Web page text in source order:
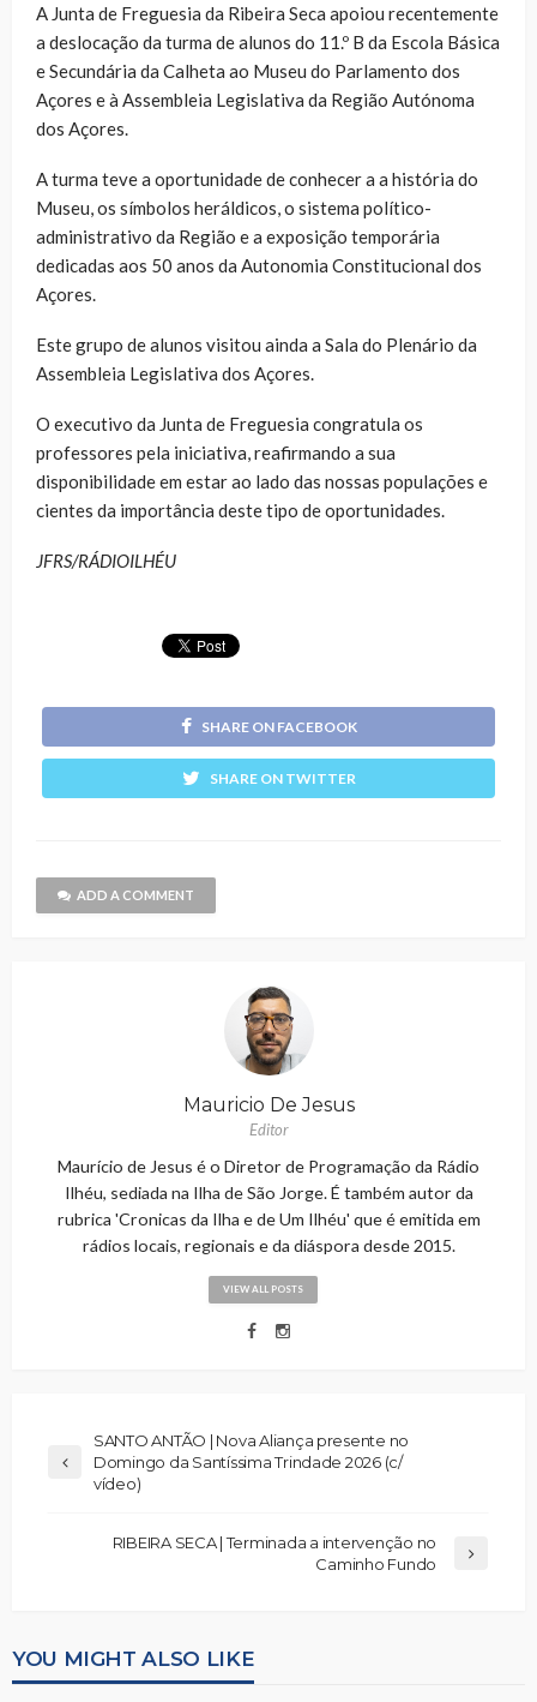
A Junta de Freguesia da Ribeira Seca apoiou recentemente
a deslocação da turma de alunos do 11.º B da Escola Básica
e Secundária da Calheta ao Museu do Parlamento dos
Açores e à Assembleia Legislativa da Região Autónoma
dos Açores.
A turma teve a oportunidade de conhecer a a história do
Museu, os símbolos heráldicos, o sistema político-
administrativo da Região e a exposição temporária
dedicadas aos 50 anos da Autonomia Constitucional dos
Açores.
Este grupo de alunos visitou ainda a Sala do Plenário da
Assembleia Legislativa dos Açores.
O executivo da Junta de Freguesia congratula os
professores pela iniciativa, reafirmando a sua
disponibilidade em estar ao lado das nossas populações e
cientes da importância deste tipo de oportunidades.
JFRS/RÁDIOILHÉU
SHARE ON FACEBOOK
SHARE ON TWITTER
ADD A COMMENT
Mauricio De Jesus
Editor
Maurício de Jesus é o Diretor de Programação da Rádio
Ilhéu, sediada na Ilha de São Jorge. É também autor da
rubrica 'Cronicas da Ilha e de Um Ilhéu' que é emitida em
rádios locais, regionais e da diáspora desde 2015.
VIEW ALL POSTS
SANTO ANTÃO | Nova Aliança presente no
Domingo da Santíssima Trindade 2026 (c/
vídeo)
RIBEIRA SECA | Terminada a intervenção no
Caminho Fundo
YOU MIGHT ALSO LIKE